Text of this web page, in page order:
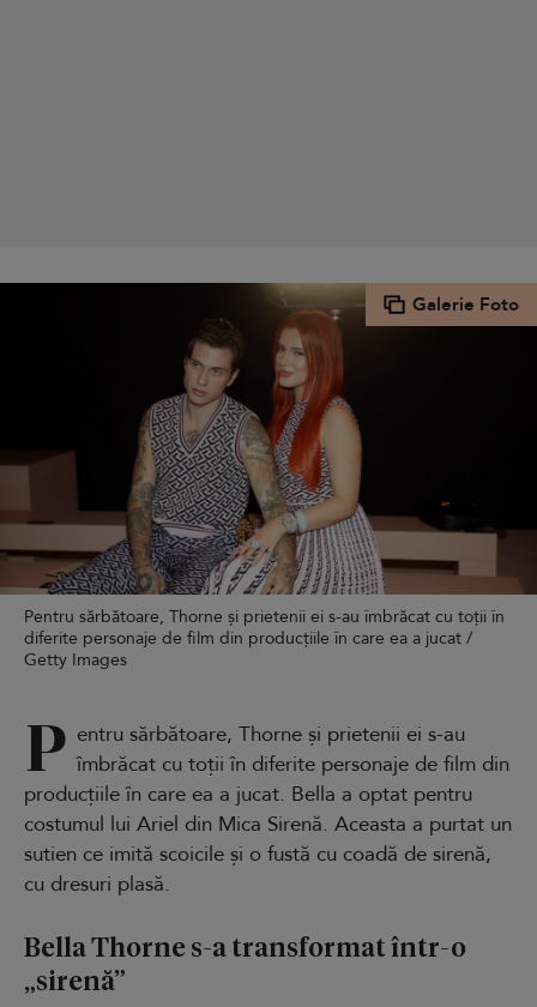
Galerie Foto
Pentru sărbătoare, Thorne și prietenii ei s-au îmbrăcat cu toții în
diferite personaje de film din producțiile în care ea a jucat /
Getty Images
P entru sărbătoare, Thorne și prietenii ei s-au
îmbrăcat cu toții în diferite personaje de film din
producțiile în care ea a jucat. Bella a optat pentru
costumul lui Ariel din Mica Sirenă. Aceasta a purtat un
sutien ce imită scoicile și o fustă cu coadă de sirenă,
cu dresuri plasă.
Bella Thorne s-a transformat într-o
„sirenă”